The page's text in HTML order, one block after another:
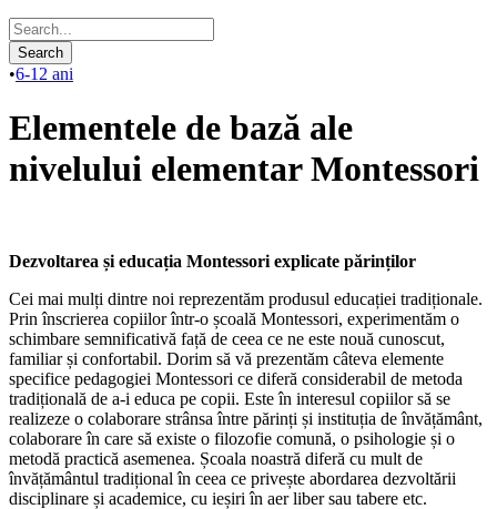
•6-12 ani
Elementele de bază ale
nivelului elementar Montessori
Dezvoltarea și educația Montessori explicate părinților
Cei mai mulți dintre noi reprezentăm produsul educației tradiționale.
Prin înscrierea copiilor într-o școală Montessori, experimentăm o
schimbare semnificativă față de ceea ce ne este nouă cunoscut,
familiar și confortabil. Dorim să vă prezentăm câteva elemente
specifice pedagogiei Montessori ce diferă considerabil de metoda
tradițională de a-i educa pe copii. Este în interesul copiilor să se
realizeze o colaborare strânsa între părinți și instituția de învățământ,
colaborare în care să existe o filozofie comună, o psihologie și o
metodă practică asemenea. Școala noastră diferă cu mult de
învățământul tradițional în ceea ce privește abordarea dezvoltării
disciplinare și academice, cu ieșiri în aer liber sau tabere etc.